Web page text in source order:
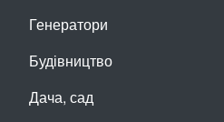
Генератори
Будівництво
Дача, сад